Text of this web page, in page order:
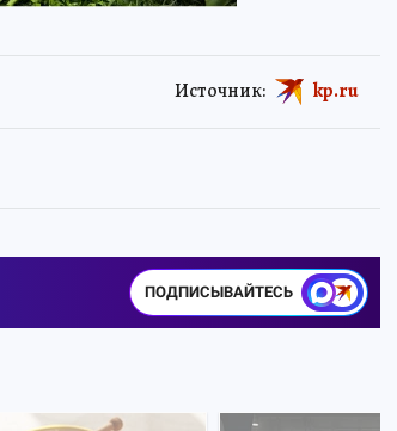
Источник: kp.ru
ПОДПИСЫВАЙТЕСЬ